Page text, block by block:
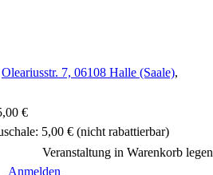
Oleariusstr. 7, 06108 Halle (Saale),
€
5,00 € (nicht rabattierbar)
Veranstaltung in Warenkorb legen
Anmelden